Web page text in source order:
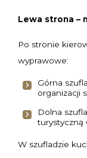
Lewa strona –
Po stronie
wyprawowe:
Górna
organizacji
Dolna
turystyczną
W szufladzie